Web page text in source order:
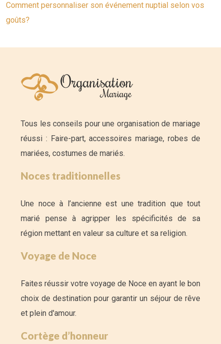
Comment personnaliser son événement nuptial selon vos
goûts?
Tous les conseils pour une organisation de mariage
réussi : Faire-part, accessoires mariage, robes de
mariées, costumes de mariés.
Noces traditionnelles
Une noce à l’ancienne est une tradition que tout
marié pense à agripper les spécificités de sa
région mettant en valeur sa culture et sa religion.
Voyage de Noce
Faites réussir votre voyage de Noce en ayant le bon
choix de destination pour garantir un séjour de rêve
et plein d'amour.
Cortège d’honneur